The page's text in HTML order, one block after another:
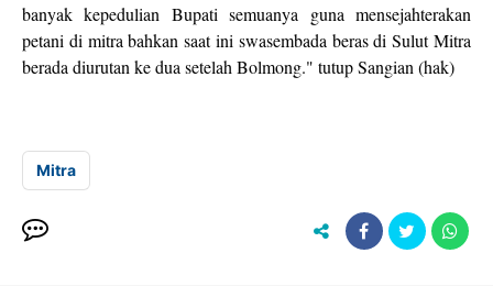
banyak kepedulian Bupati semuanya guna mensejahterakan
petani di mitra bahkan saat ini swasembada beras di Sulut Mitra
berada diurutan ke dua setelah Bolmong." tutup Sangian (hak)
Mitra